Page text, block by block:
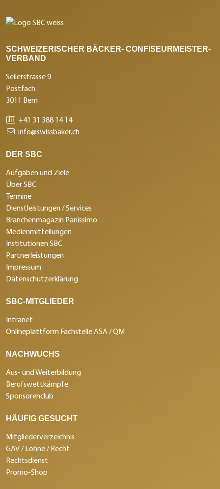
SCHWEIZERISCHER BÄCKER- CONFISEURMEISTER-
VERBAND
Seilerstrasse 9
Postfach
3011 Bern
+41 31 388 14 14
info@swissbaker.ch
DER SBC
Aufgaben und Ziele
Über SBC
Termine
Dienstleistungen / Services
Branchenmagazin Panissimo
Medienmitteilungen
Institutionen SBC
Partnerleistungen
Impressum
Datenschutzerklärung
SBC-MITGLIEDER
Intranet
Onlineplattform Fachstelle ASA / QM
NACHWUCHS
Aus- und Weiterbildung
Berufswettkämpfe
Sponsorenclub
HÄUFIG GESUCHT
Mitgliederverzeichnis
GAV / Löhne / Recht
Rechtsdienst
Promo-Shop